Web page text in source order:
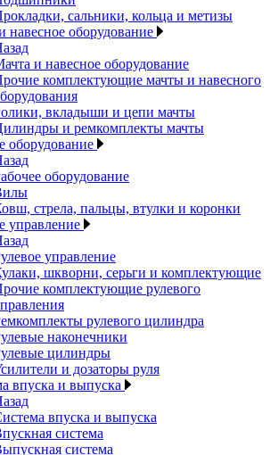
сальники, кольца и метизы
навесное оборудование
и навесное оборудование
комплектующие мачты и навесного
вкладыши и цепи мачты
и ремкомплекты мачты
оборудование
оборудование
стрела, пальцы, втулки и коронки
управление
управление
шкворни, серьги и комплектующие
комплектующие рулевого
рулевого цилиндра
наконечники
цилиндры
и дозаторы руля
впуска и выпуска
впуска и выпуска
система
система